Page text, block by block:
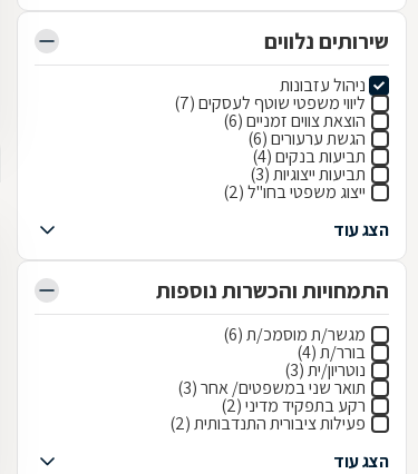
שירותים נלווים
ניהול עזבונות
ליווי משפטי שוטף לעסקים (7)
הוצאת צווים זמניים (6)
הגשת ערעורים (6)
תביעות בנקים (4)
תביעות ייצוגיות (3)
ייצוג משפטי בחו"ל (2)
הצג עוד
התמחויות והכשרות נוספות
מגשר/ת מוסמכ/ת (6)
בורר/ת (4)
נוטריון/ית (3)
תואר שני במשפטים/ אחר (3)
רקע בתפקיד מדיני (2)
פעילות ציבורית התנדבותית (2)
הצג עוד